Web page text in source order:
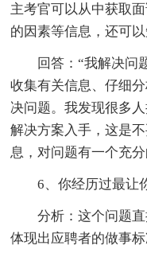
主考官可以从中获取
的因素等信息，还可
回答：“我解决问题
收集有关信息、仔细
决问题。我发现很多
解决方案入手，这是
息，对问题有一个充
6、你经历过最让你
分析：这个问题直
体现出应聘者的做事标